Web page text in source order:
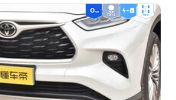
-
-
-
ТОП 2 4wd